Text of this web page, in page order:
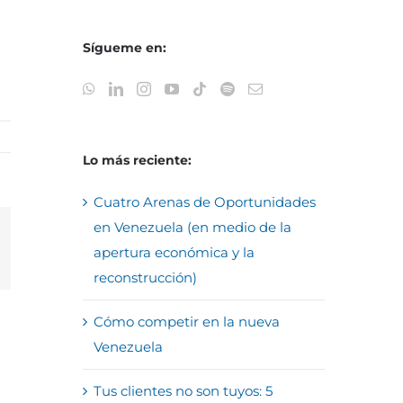
Sígueme en:
Lo más reciente:
Cuatro Arenas de Oportunidades
en Venezuela (en medio de la
apertura económica y la
reconstrucción)
Cómo competir en la nueva
Venezuela
Tus clientes no son tuyos: 5